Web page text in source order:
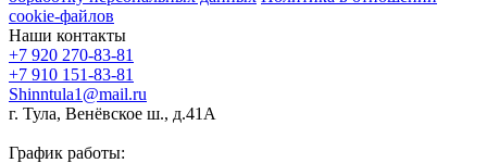
cookie-файлов
Наши контакты
+7 920 270-83-81
+7 910 151-83-81
Shinntula1@mail.ru
г. Тула, Венёвское ш., д.41А
График работы: